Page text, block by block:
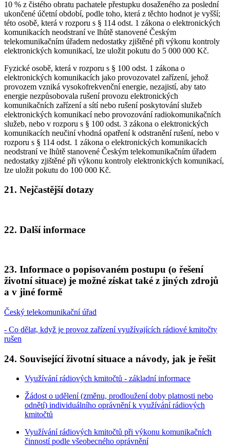
10 % z čistého obratu pachatele přestupku dosaženého za poslední
ukončené účetní období, podle toho, která z těchto hodnot je vyšší;
této osobě, která v rozporu s § 114 odst. 1 zákona o elektronických
komunikacích neodstraní ve lhůtě stanovené Českým
telekomunikačním úřadem nedostatky zjištěné při výkonu kontroly
elektronických komunikací, lze uložit pokutu do 5 000 000 Kč.
Fyzické osobě, která v rozporu s § 100 odst. 1 zákona o
elektronických komunikacích jako provozovatel zařízení, jehož
provozem vzniká vysokofrekvenční energie, nezajistí, aby tato
energie nezpůsobovala rušení provozu elektronických
komunikačních zařízení a sítí nebo rušení poskytování služeb
elektronických komunikací nebo provozování radiokomunikačních
služeb, nebo v rozporu s § 100 odst. 3 zákona o elektronických
komunikacích neučiní vhodná opatření k odstranění rušení, nebo v
rozporu s § 114 odst. 1 zákona o elektronických komunikacích
neodstraní ve lhůtě stanovené Českým telekomunikačním úřadem
nedostatky zjištěné při výkonu kontroly elektronických komunikací,
lze uložit pokutu do 100 000 Kč.
21. Nejčastější dotazy
22. Další informace
23. Informace o popisovaném postupu (o řešení
životní situace) je možné získat také z jiných zdrojů
a v jiné formě
Český telekomunikační úřad
- Co dělat, když je provoz zařízení využívajících rádiové kmitočty
rušen
24. Související životní situace a návody, jak je řešit
Využívání rádiových kmitočtů - základní informace
Žádost o udělení (změnu, prodloužení doby platnosti nebo
odnětí) individuálního oprávnění k využívání rádiových
kmitočtů
Využívání rádiových kmitočtů při výkonu komunikačních
činností podle všeobecného oprávnění